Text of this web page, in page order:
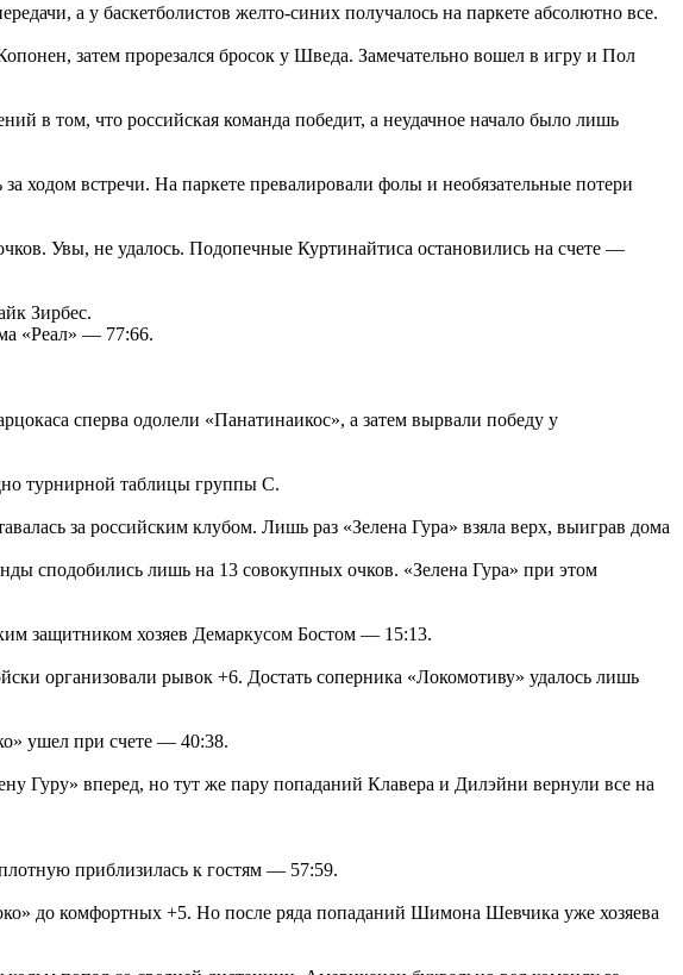
а у баскетболистов желто-синих получалось на паркете абсолютно все.
затем прорезался бросок у Шведа. Замечательно вошел в игру и Пол
в том, что российская команда победит, а неудачное начало было лишь
ходом встречи. На паркете превалировали фолы и необязательные потери
Увы, не удалось. Подопечные Куртинайтиса остановились на счете —
Зирбес.
«Реал» — 77:66.
сперва одолели «Панатинаикос», а затем вырвали победу у
турнирной таблицы группы С.
за российским клубом. Лишь раз «Зелена Гура» взяла верх, выиграв дома
сподобились лишь на 13 совокупных очков. «Зелена Гура» при этом
защитником хозяев Демаркусом Бостом — 15:13.
организовали рывок +6. Достать соперника «Локомотиву» удалось лишь
ушел при счете — 40:38.
Гуру» вперед, но тут же пару попаданий Клавера и Дилэйни вернули все на
приблизилась к гостям — 57:59.
до комфортных +5. Но после ряда попаданий Шимона Шевчика уже хозяева